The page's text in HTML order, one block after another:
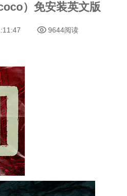
）免安装英文版
9644阅读